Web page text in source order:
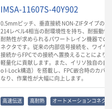
IMSA-11607S-40Y902
0.5mmピッチ、垂直接続 NON-ZIFタイプの
214レベル4相当の耐環境性を持ち、耐振動
耐熱性が求められるパワートレイン機器での
ネクタです。従来の内部信号接続を、ワイヤ
接続からFPCでの接続へ置換えることにより
軽量化に貢献します。また、イリソ独自の自
o I-Lock構造）を搭載し、FPC嵌合時のカバ
なり、作業性が大幅に向上します。
高速伝送 高耐熱 オートメーションコネクタ